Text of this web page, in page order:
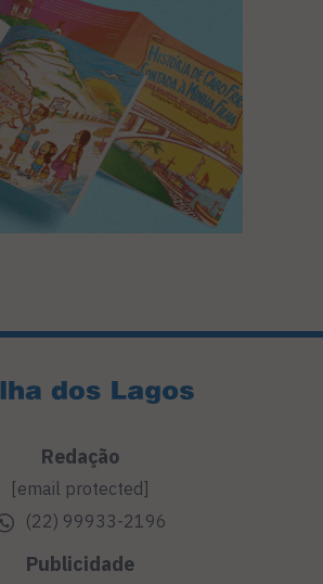
Redação
[email protected]
(22) 99933-2196
Publicidade